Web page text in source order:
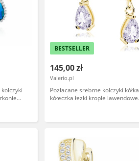
BESTSELLER
145,00 zł
Valerio.pl
Pozłacane srebrne kolczyki kółka
kółeczka łezki krople lawendowe